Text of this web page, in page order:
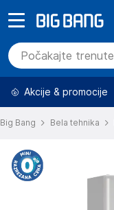
Akcije & promocije
Big Bang Bela tehnika